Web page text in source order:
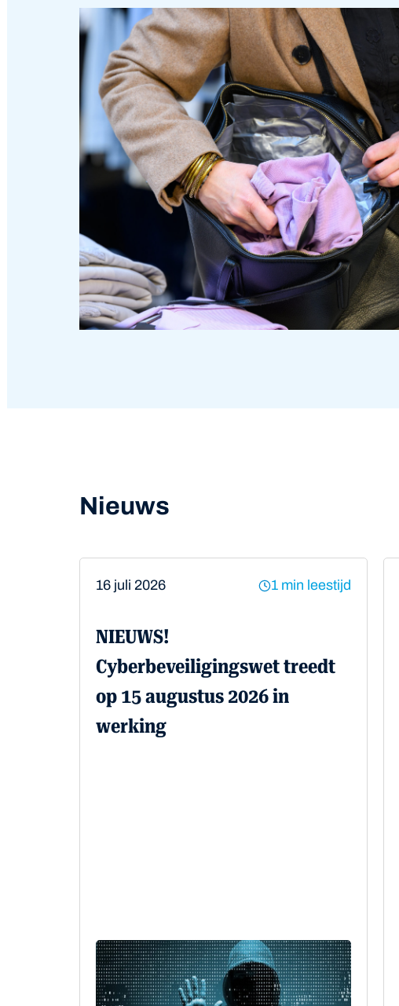
Nieuws
16 juli 2026 1 min leestijd
NIEUWS!
Cyberbeveiligingswet treedt
op 15 augustus 2026 in
werking